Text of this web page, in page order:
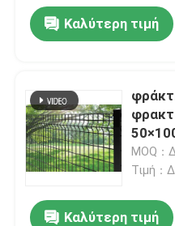
Καλύτερη τιμή
5mm
MOQ：
Τιμή：
Καλύτερη τιμή